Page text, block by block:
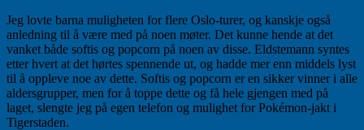
Jeg lovte barna muligheten for flere Oslo-turer, og kanskje også
anledning til å være med på noen møter. Det kunne hende at det
vanket både softis og popcorn på noen av disse. Eldstemann syntes
etter hvert at det hørtes spennende ut, og hadde mer enn middels lyst
til å oppleve noe av dette. Softis og popcorn er en sikker vinner i alle
aldersgrupper, men for å toppe dette og få hele gjengen med på
laget, slengte jeg på egen telefon og mulighet for Pokémon-jakt i
Tigerstaden.